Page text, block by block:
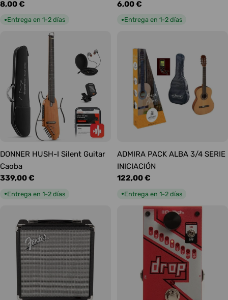
Precio
habitual
8,00 €
●Entrega en 1-2 días
Precio
habitual
6,00 €
●Entrega en 1-2 días
DONNER HUSH-I Silent Guitar
Caoba
Precio
339,00 €
●Entrega en 1-2 días
ADMIRA PACK ALBA 3/4 SERIE
INICIACIÓN
Precio
122,00 €
●Entrega en 1-2 días